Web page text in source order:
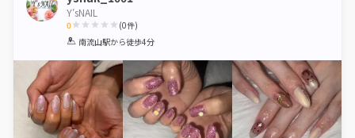
Y′sNAIL
0
1 2 3 4 5
(0件)
南流山駅から徒歩4分